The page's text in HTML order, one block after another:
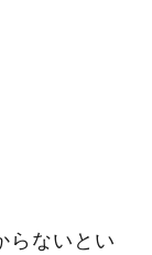
らないとい